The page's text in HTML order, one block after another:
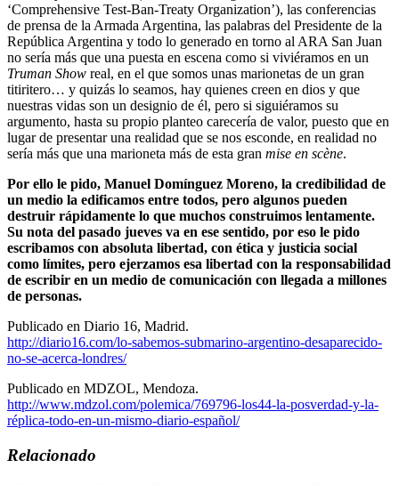
‘Comprehensive Test-Ban-Treaty Organization’), las conferencias
de prensa de la Armada Argentina, las palabras del Presidente de la
República Argentina y todo lo generado en torno al ARA San Juan
no sería más que una puesta en escena como si viviéramos en un
Truman Show real, en el que somos unas marionetas de un gran
titiritero… y quizás lo seamos, hay quienes creen en dios y que
nuestras vidas son un designio de él, pero si siguiéramos su
argumento, hasta su propio planteo carecería de valor, puesto que en
lugar de presentar una realidad que se nos esconde, en realidad no
sería más que una marioneta más de esta gran mise en scène.
Por ello le pido, Manuel Domínguez Moreno, la credibilidad de
un medio la edificamos entre todos, pero algunos pueden
destruir rápidamente lo que muchos construimos lentamente.
Su nota del pasado jueves va en ese sentido, por eso le pido
escribamos con absoluta libertad, con ética y justicia social
como límites, pero ejerzamos esa libertad con la responsabilidad
de escribir en un medio de comunicación con llegada a millones
de personas.
Publicado en Diario 16, Madrid.
http://diario16.com/lo-sabemos-submarino-argentino-desaparecido-
no-se-acerca-londres/
Publicado en MDZOL, Mendoza.
http://www.mdzol.com/polemica/769796-los44-la-posverdad-y-la-
réplica-todo-en-un-mismo-diario-español/
Relacionado